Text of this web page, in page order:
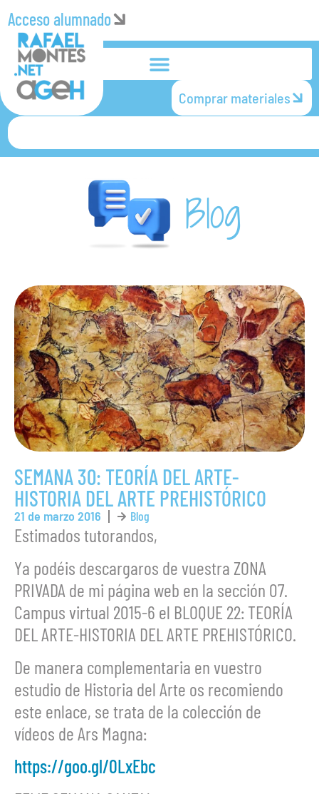
Acceso alumnado
Comprar materiales
Blog
SEMANA 30: TEORÍA DEL ARTE-
HISTORIA DEL ARTE PREHISTÓRICO
21 de marzo 2016 Blog
Estimados tutorandos,
Ya podéis descargaros de vuestra ZONA
PRIVADA de mi página web en la sección 07.
Campus virtual 2015-6 el BLOQUE 22: TEORÍA
DEL ARTE-HISTORIA DEL ARTE PREHISTÓRICO.
De manera complementaria en vuestro
estudio de Historia del Arte os recomiendo
este enlace, se trata de la colección de
vídeos de Ars Magna:
https://goo.gl/0LxEbc